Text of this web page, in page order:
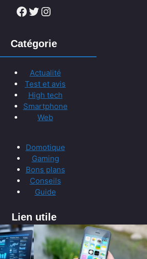
Facebook Twitter Instagram
Catégorie
Actualité
Test et avis
High tech
Smartphone
Web
Domotique
Gaming
Bons plans
Conseils
Guide
Lien utile